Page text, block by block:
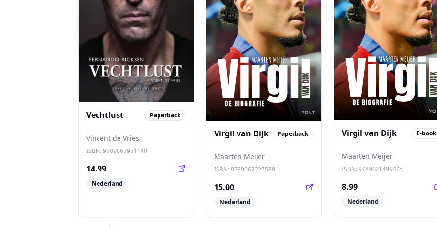
Vechtlust Paperback
Vincent de Vries
ISBN:9789067971140
14.99
Nederland
Virgil van Dijk Paperback
Maarten Meijer
ISBN:9789062225538
15.00
Nederland
Virgil van Dijk E-book
Maarten Meijer
ISBN:9789021499475
8.99
Nederland